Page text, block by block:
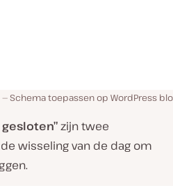
Schema toepassen op WordPress
gesloten”zijn twee
wisseling van de dag om